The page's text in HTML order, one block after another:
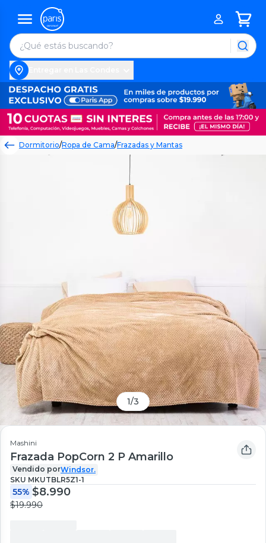
Dormitorio/Ropa de Cama/Frazadas y Mantas
1/3
Mashini
Frazada PopCorn 2 P Amarillo
Vendido porWindsor.
SKU MKUTBLR5Z1-1
55% $8.990
$19.990